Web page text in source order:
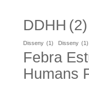
DDHH (2)
Disseny (1) Disseny (1)
Febra
Humans